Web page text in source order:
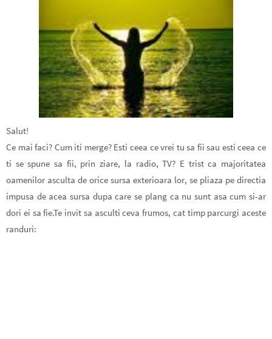
Salut!
Ce mai faci? Cum iti merge? Esti ceea ce vrei tu sa fii sau esti ceea ce
ti se spune sa fii, prin ziare, la radio, TV? E trist ca majoritatea
oamenilor asculta de orice sursa exterioara lor, se pliaza pe directia
impusa de acea sursa dupa care se plang ca nu sunt asa cum si-ar
dori ei sa fie.Te invit sa asculti ceva frumos, cat timp parcurgi aceste
randuri: